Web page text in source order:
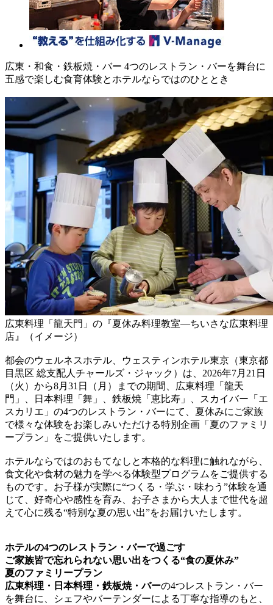
広東・和食・鉄板焼・バー 4つのレストラン・バーを舞台に
五感で楽しむ食育体験とホテルならではのひととき
広東料理「龍天門」の『夏休み料理教室―ちいさな広東料理
店』（イメージ）
都会のウェルネスホテル、ウェスティンホテル東京（東京都
目黒区 総支配人チャールズ・ジャック）は、2026年7月21日
（火）から8月31日（月）までの期間、広東料理「龍天
門」、日本料理「舞」、鉄板焼「恵比寿」、スカイバー「エ
スカリエ」の4つのレストラン・バーにて、夏休みにご家族
で様々な体験をお楽しみいただける特別企画「夏のファミリ
ープラン」をご提供いたします。
ホテルならではのおもてなしと本格的な料理に触れながら、
食文化や食材の魅力を学べる体験型プログラムをご提供する
ものです。お子様が実際に“つくる・学ぶ・味わう”体験を通
じて、好奇心や感性を育み、お子さまから大人まで世代を超
えて心に残る“特別な夏の思い出”をお届けいたします。
ホテルの4つのレストラン・バーで過ごす
ご家族皆で忘れられない思い出をつくる“食の夏休み”
夏のファミリープラン
広東料理・日本料理・鉄板焼・バーの4つレストラン・バー
を舞台に、シェフやバーテンダーによる丁寧な指導のもと、